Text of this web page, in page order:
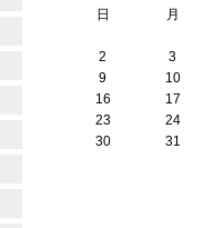
日
月
2
3
9
10
16
17
23
24
30
31